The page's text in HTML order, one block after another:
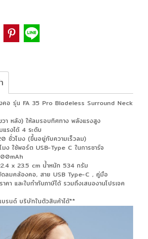
คอ รุ่น FA 35 Pro Bladeless Surround Neck
า หลัง) ให้ลมรอบทิศทาง พลังแรงสูง
แรงได้ 4 ระดับ
ชั่วโมง (ขึ้นอยู่กับความเร็วลม)
มง ใช้พอร์ต USB-Type C ในการชาร์จ
x 23.5 cm น้ำหนัก 534 กรัม
ลมคล้องคอ, สาย USB Type-C , คู่มือ
คา และใบกำกับภาษีได้ รวมถึงเสนองานโปรเจค
รนด์ บริษัทในตัวสินค้าได้**